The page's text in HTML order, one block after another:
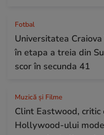
Fotbal
Universitatea
în etapa a treia din
scor în secunda 41
Muzică și Filme
Clint Eastwood,
Hollywood-ului